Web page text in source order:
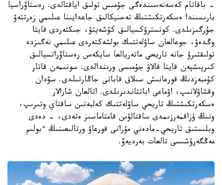
- باقاتام كەسەنەسىندەگى جۇمىس تولىق اياقتالدى. رەستاۆراسيا
بارىسىندا ەسكەرتكىشتىڭ تەحنيكالىق جاعدايىنا عىلىمي زەرتتەۋ
جۇرگىزىلدى. كونسترۋكسيالىق كۇشەيتۋ، جىكتەردى قايتا
وڭدەۋ، جوعالعان ساۋلەتتىك بولشەكتەردى عىلىمي نەگىزدە
تولىقتىرۋ جانە تاريحي ماتەريالعا سايكەس رەستاۆراتسيالىق
كىرپىشپەن قايتا قالاۋ جۇمىسى ورىندالدى. سونىمەن قاتار
كۇمبەزدىڭ قورعانىش سىلاق قاباتى جاڭارتىلدى. سۋدان
وقشاۋلانىپ، اۋماعى اباتتاندىرىلدى. اتالعان شارالار
ەسكەرتكىشتىڭ تاريحي ساۋلەتتىك كەلبەتىن ساقتاي وتىرىپ،
ونىڭ ۇزاقمەرزىمدى ساقتالۋىن قامتاماسىز ەتەدى، - دەدى
وبلىستىق تاريحي-مادەني مۇرانى قورعاۋ ورتالىعىنىڭ ءبولىم
مەڭگەرۋشىسى تالعات بەرديەۆ.